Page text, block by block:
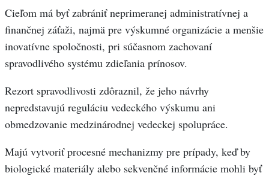
Cieľom má byť zabrániť neprimeranej administratívnej a
finančnej záťaži, najmä pre výskumné organizácie a menšie
inovatívne spoločnosti, pri súčasnom zachovaní
spravodlivého systému zdieľania prínosov.
Rezort spravodlivosti zdôraznil, že jeho návrhy
nepredstavujú reguláciu vedeckého výskumu ani
obmedzovanie medzinárodnej vedeckej spolupráce.
Majú vytvoriť procesné mechanizmy pre prípady, keď by
biologické materiály alebo sekvenčné informácie mohli byť